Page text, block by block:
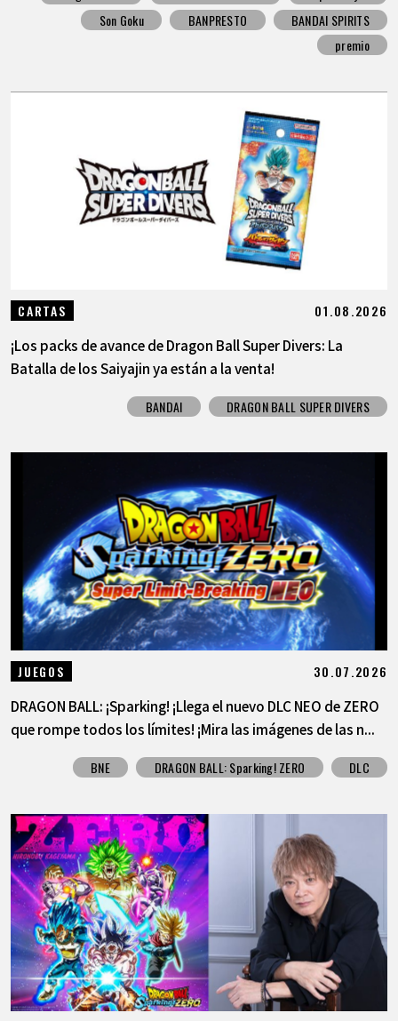
Son Goku
BANPRESTO
BANDAI SPIRITS
premio
CARTAS 01.08.2026
¡Los packs de avance de Dragon Ball Super Divers: La
Batalla de los Saiyajin ya están a la venta!
BANDAI DRAGON BALL SUPER DIVERS
JUEGOS 30.07.2026
DRAGON BALL: ¡Sparking! ¡Llega el nuevo DLC NEO de ZERO
que rompe todos los límites! ¡Mira las imágenes de las n...
BNE DRAGON BALL: Sparking! ZERO DLC